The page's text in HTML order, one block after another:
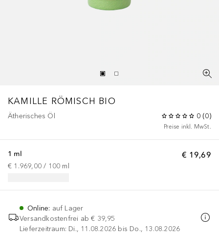
KAMILLE RÖMISCH BIO
Ätherisches Öl 0 (0)
Preise inkl. MwSt.
€ 19,69
1 ml
€ 1.969,00 / 100 ml
Online: auf Lager
Versandkostenfrei ab € 39,95
Lieferzeitraum: Di., 11.08.2026 bis Do., 13.08.2026